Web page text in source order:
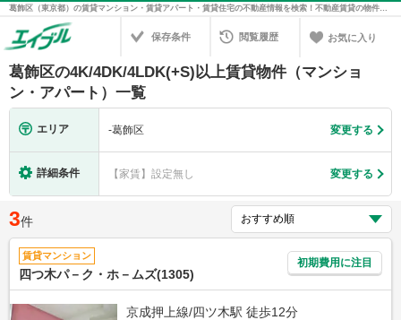
葛飾区（東京都）の賃貸マンション・賃貸アパート・賃貸住宅の不動産情報を検索！不動産賃貸の物件探しは、お部屋探しのエイブル
保存条件 閲覧履歴 お気に入り
葛飾区の4K/4DK/4LDK(+S)以上賃貸物件（マンショ
ン・アパート）一覧
エリア -葛飾区 変更する
詳細条件 【家賃】設定無し 変更する
3件
賃貸マンション
四つ木パ－ク・ホ－ムズ(1305)
初期費用に注目
京成押上線/四ツ木駅 徒歩12分